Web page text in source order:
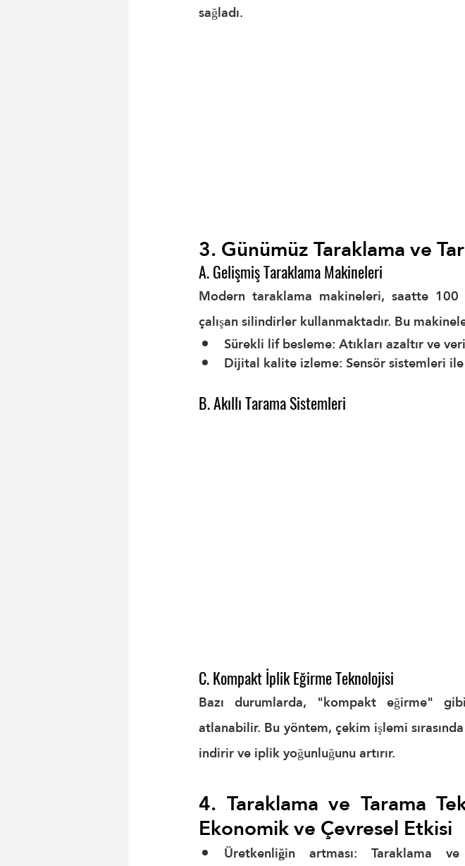
sağladı.
3. Günümüz Taraklama ve
A. Gelişmiş Taraklama Makineleri
Modern taraklama makineleri, saatte
çalışan silindirler kullanmaktadır. Bu
Sürekli lif besleme: Atıkları azaltır ve
Dijital kalite izleme: Sensör sistemleri
B. Akıllı Tarama Sistemleri
C. Kompakt İplik Eğirme Teknolojisi
Bazı durumlarda, "kompakt eğirme"
atlanabilir. Bu yöntem, çekim işlemi
indirir ve iplik yoğunluğunu artırır.
4. Taraklama ve Tarama
Ekonomik ve Çevresel Etkisi
Üretkenliğin artması: Taraklama